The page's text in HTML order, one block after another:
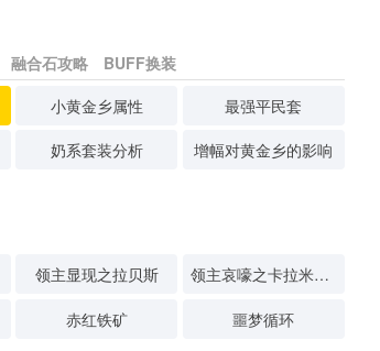
融合石攻略
BUFF换装
小黄金乡属性 最强平民套
奶系套装分析 增幅对黄金乡的影响
领主显现之拉贝斯 领主哀嚎之卡拉米塔斯
赤红铁矿 噩梦循环